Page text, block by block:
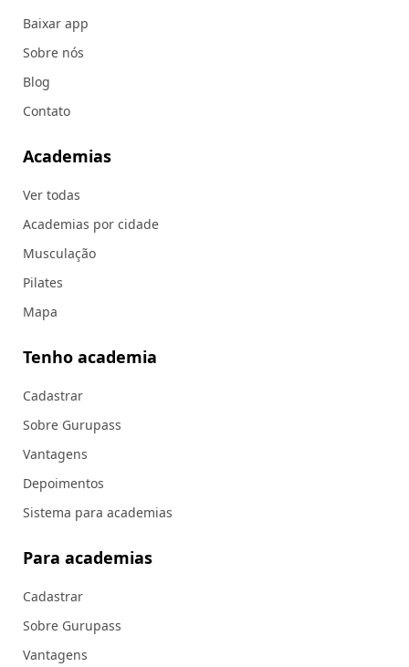
Baixar app
Sobre nós
Blog
Contato
Academias
Ver todas
Academias por cidade
Musculação
Pilates
Mapa
Tenho academia
Cadastrar
Sobre Gurupass
Vantagens
Depoimentos
Sistema para academias
Para academias
Cadastrar
Sobre Gurupass
Vantagens